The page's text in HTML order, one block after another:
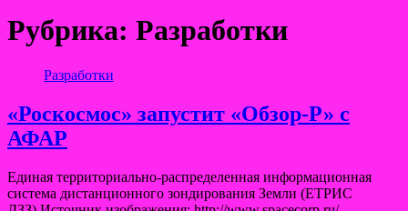
Рубрика: Разработки
Разработки
«Роскосмос» запустит «Обзор-Р» с
АФАР
Единая территориально-распределенная информационная
система дистанционного зондирования Земли (ЕТРИС